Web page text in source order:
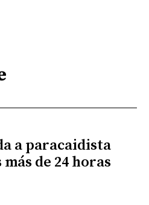
a paracaidista
de 24 horas